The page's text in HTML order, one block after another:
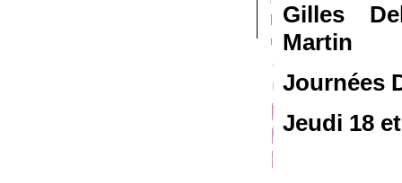
Gilles
Martin
Journées
Jeudi 18